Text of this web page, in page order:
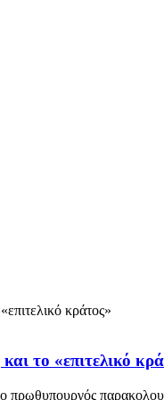
το «επιτελικό